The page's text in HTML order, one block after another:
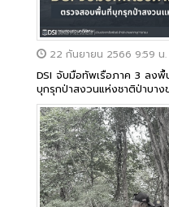
22 กันยายน 2566 9:59 น.
DSI จับมือทัพเรือภาค 3 ลง
บุกรุกป่าสงวนแห่งชาติป่าบ